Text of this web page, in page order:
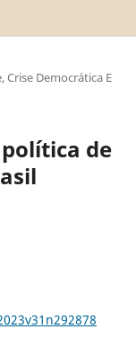
Crise Democrática E
de